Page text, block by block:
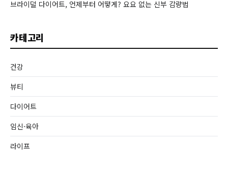
브라이덜 다이어트, 언제부터 어떻게? 요요 없는 신부 감량법
카테고리
건강
뷰티
다이어트
임신·육아
라이프